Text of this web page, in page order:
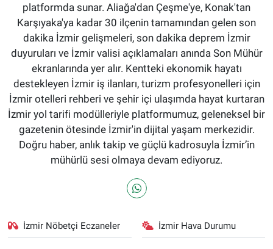
platformda sunar. Aliağa'dan Çeşme'ye, Konak'tan
Karşıyaka'ya kadar 30 ilçenin tamamından gelen son
dakika İzmir gelişmeleri, son dakika deprem İzmir
duyuruları ve İzmir valisi açıklamaları anında Son Mühür
ekranlarında yer alır. Kentteki ekonomik hayatı
destekleyen İzmir iş ilanları, turizm profesyonelleri için
İzmir otelleri rehberi ve şehir içi ulaşımda hayat kurtaran
İzmir yol tarifi modülleriyle platformumuz, geleneksel bir
gazetenin ötesinde İzmir'in dijital yaşam merkezidir.
Doğru haber, anlık takip ve güçlü kadrosuyla İzmir’in
mühürlü sesi olmaya devam ediyoruz.
İzmir Nöbetçi Eczaneler İzmir Hava Durumu